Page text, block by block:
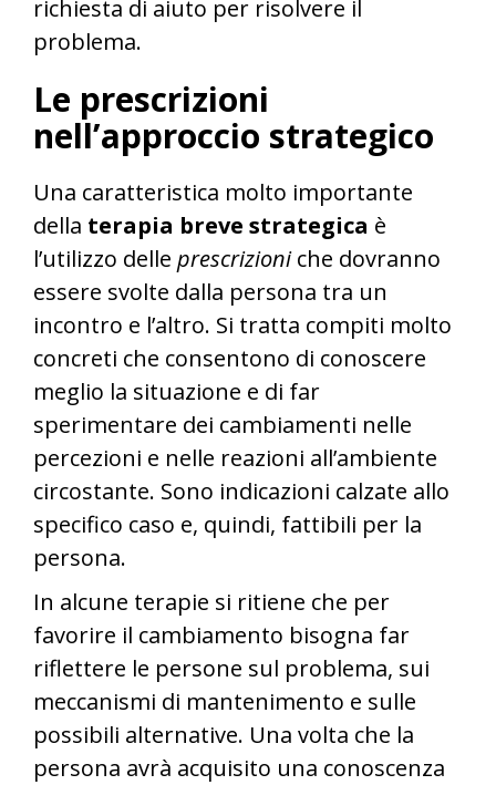
richiesta di aiuto per risolvere il
problema.
Le prescrizioni
nell’approccio strategico
Una caratteristica molto importante
della terapia breve strategica è
l’utilizzo delle prescrizioniche dovranno
essere svolte dalla persona tra un
incontro e l’altro. Si tratta compiti molto
concreti che consentono di conoscere
meglio la situazione e di far
sperimentare dei cambiamenti nelle
percezioni e nelle reazioni all’ambiente
circostante. Sono indicazioni calzate allo
specifico caso e, quindi, fattibili per la
persona.
In alcune terapie si ritiene che per
favorire il cambiamento bisogna far
riflettere le persone sul problema, sui
meccanismi di mantenimento e sulle
possibili alternative. Una volta che la
persona avrà acquisito una conoscenza